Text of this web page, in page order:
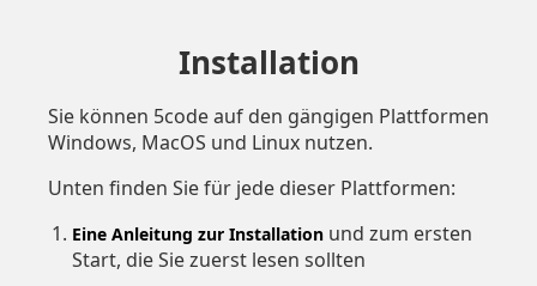
Installation
Sie können 5code auf den gängigen Plattformen
Windows, MacOS und Linux nutzen.
Unten finden Sie für jede dieser Plattformen:
Eine Anleitung zur Installation und zum ersten
Start, die Sie zuerst lesen sollten